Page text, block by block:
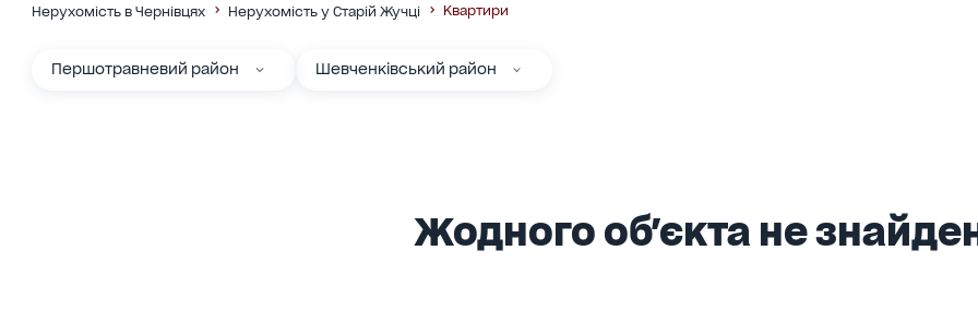
Нерухомість в Чернівцях Нерухомість у Старій Жучці Квартири
Першотравневий район Шевченківський район
Жодного об'єкта не